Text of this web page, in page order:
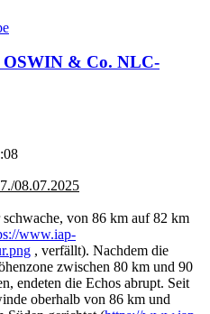
OSWIN & Co. NLC-
08.07.2025
von 86 km auf 82 km
www.iap-
, verfällt). Nachdem die
zwischen 80 km und 90
endeten die Echos abrupt. Seit
oberhalb von 86 km und